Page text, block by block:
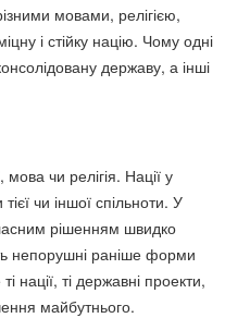
мовами, релігією,
і стійку націю. Чому одні
державу, а інші
чи релігія. Нації у
чи іншої спільноти. У
рішенням швидко
непорушні раніше форми
нації, ті державні проекти,
майбутнього.